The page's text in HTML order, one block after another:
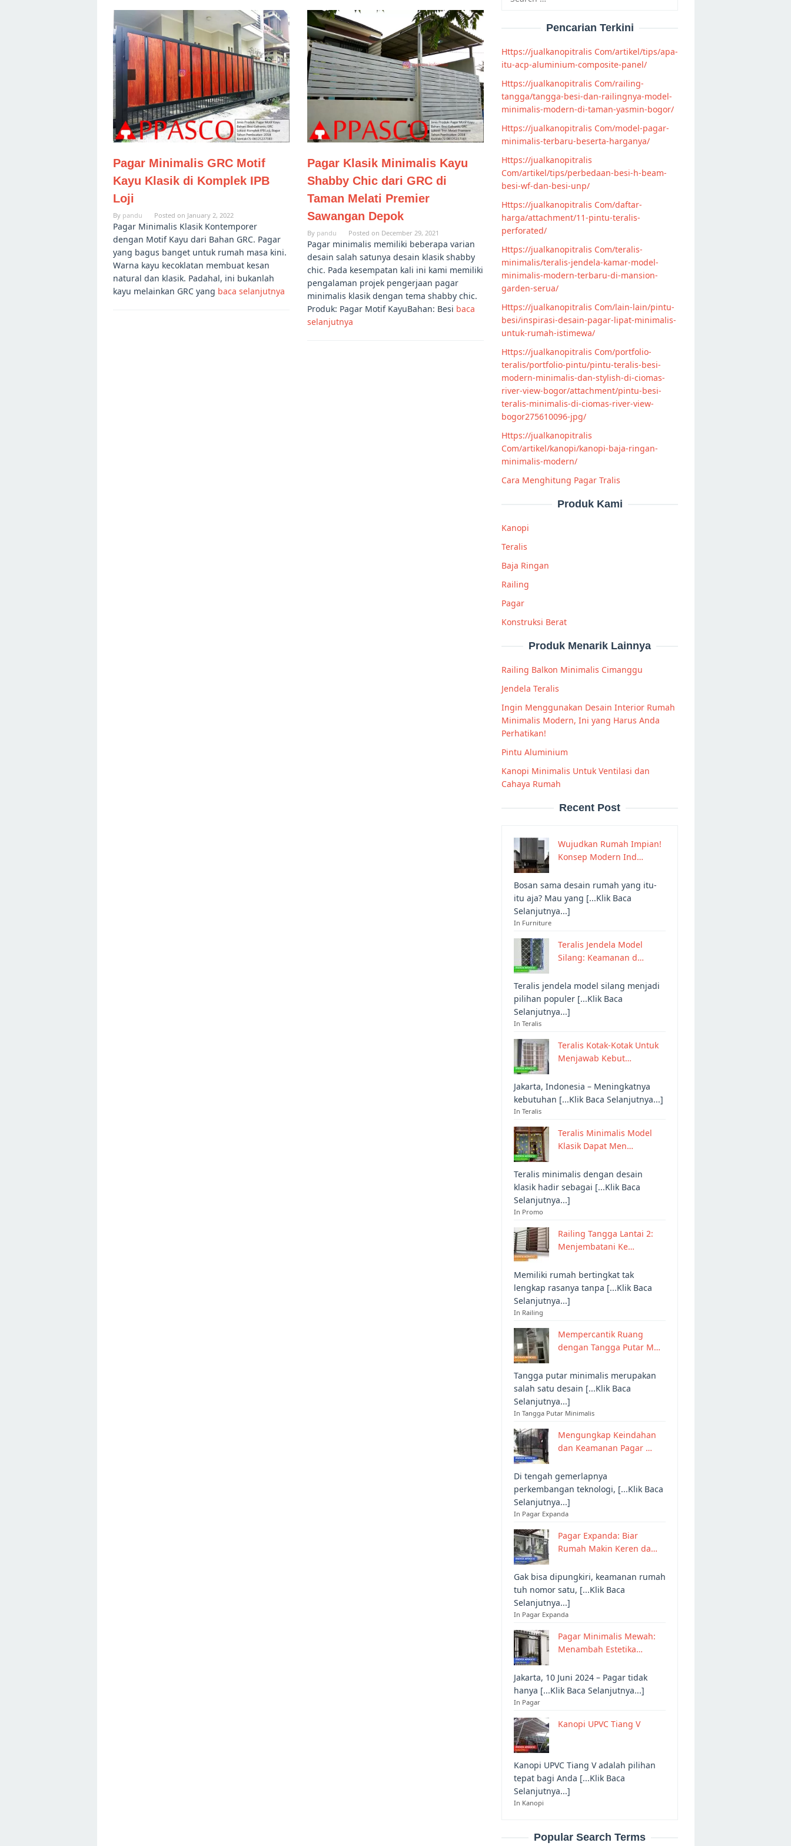
Pagar Minimalis GRC Motif
Kayu Klasik di Komplek IPB
Loji
By pandu Posted on January 2, 2022
Pagar Minimalis Klasik Kontemporer
dengan Motif Kayu dari Bahan GRC. Pagar
yang bagus banget untuk rumah masa kini.
Warna kayu kecoklatan membuat kesan
natural dan klasik. Padahal, ini bukanlah
kayu melainkan GRC yang baca selanjutnya
Pagar Klasik Minimalis Kayu
Shabby Chic dari GRC di
Taman Melati Premier
Sawangan Depok
By pandu Posted on December 29, 2021
Pagar minimalis memiliki beberapa varian
desain salah satunya desain klasik shabby
chic. Pada kesempatan kali ini kami memiliki
pengalaman projek pengerjaan pagar
minimalis klasik dengan tema shabby chic.
Produk: Pagar Motif KayuBahan: Besi baca
selanjutnya
for:
Pencarian Terkini
Https://jualkanopitralis Com/artikel/tips/apa-
itu-acp-aluminium-composite-panel/
Https://jualkanopitralis Com/railing-
tangga/tangga-besi-dan-railingnya-model-
minimalis-modern-di-taman-yasmin-bogor/
Https://jualkanopitralis Com/model-pagar-
minimalis-terbaru-beserta-harganya/
Https://jualkanopitralis
Com/artikel/tips/perbedaan-besi-h-beam-
besi-wf-dan-besi-unp/
Https://jualkanopitralis Com/daftar-
harga/attachment/11-pintu-teralis-
perforated/
Https://jualkanopitralis Com/teralis-
minimalis/teralis-jendela-kamar-model-
minimalis-modern-terbaru-di-mansion-
garden-serua/
Https://jualkanopitralis Com/lain-lain/pintu-
besi/inspirasi-desain-pagar-lipat-minimalis-
untuk-rumah-istimewa/
Https://jualkanopitralis Com/portfolio-
teralis/portfolio-pintu/pintu-teralis-besi-
modern-minimalis-dan-stylish-di-ciomas-
river-view-bogor/attachment/pintu-besi-
teralis-minimalis-di-ciomas-river-view-
bogor275610096-jpg/
Https://jualkanopitralis
Com/artikel/kanopi/kanopi-baja-ringan-
minimalis-modern/
Cara Menghitung Pagar Tralis
Produk Kami
Kanopi
Teralis
Baja Ringan
Railing
Pagar
Konstruksi Berat
Produk Menarik Lainnya
Railing Balkon Minimalis Cimanggu
Jendela Teralis
Ingin Menggunakan Desain Interior Rumah
Minimalis Modern, Ini yang Harus Anda
Perhatikan!
Pintu Aluminium
Kanopi Minimalis Untuk Ventilasi dan
Cahaya Rumah
Recent Post
Wujudkan Rumah Impian!
Konsep Modern Ind…
Bosan sama desain rumah yang itu-
itu aja? Mau yang [...Klik Baca
Selanjutnya...]
In Furniture
Teralis Jendela Model
Silang: Keamanan d…
Teralis jendela model silang menjadi
pilihan populer [...Klik Baca
Selanjutnya...]
In Teralis
Teralis Kotak-Kotak Untuk
Menjawab Kebut…
Jakarta, Indonesia – Meningkatnya
kebutuhan [...Klik Baca Selanjutnya...]
In Teralis
Teralis Minimalis Model
Klasik Dapat Men…
Teralis minimalis dengan desain
klasik hadir sebagai [...Klik Baca
Selanjutnya...]
In Promo
Railing Tangga Lantai 2:
Menjembatani Ke…
Memiliki rumah bertingkat tak
lengkap rasanya tanpa [...Klik Baca
Selanjutnya...]
In Railing
Mempercantik Ruang
dengan Tangga Putar M…
Tangga putar minimalis merupakan
salah satu desain [...Klik Baca
Selanjutnya...]
In Tangga Putar Minimalis
Mengungkap Keindahan
dan Keamanan Pagar …
Di tengah gemerlapnya
perkembangan teknologi, [...Klik Baca
Selanjutnya...]
In Pagar Expanda
Pagar Expanda: Biar
Rumah Makin Keren da…
Gak bisa dipungkiri, keamanan rumah
tuh nomor satu, [...Klik Baca
Selanjutnya...]
In Pagar Expanda
Pagar Minimalis Mewah:
Menambah Estetika…
Jakarta, 10 Juni 2024 – Pagar tidak
hanya [...Klik Baca Selanjutnya...]
In Pagar
Kanopi UPVC Tiang V
Kanopi UPVC Tiang V adalah pilihan
tepat bagi Anda [...Klik Baca
Selanjutnya...]
In Kanopi
Popular Search Terms